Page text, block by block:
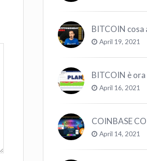
April 19, 2021
April 16, 2021
April 14, 2021